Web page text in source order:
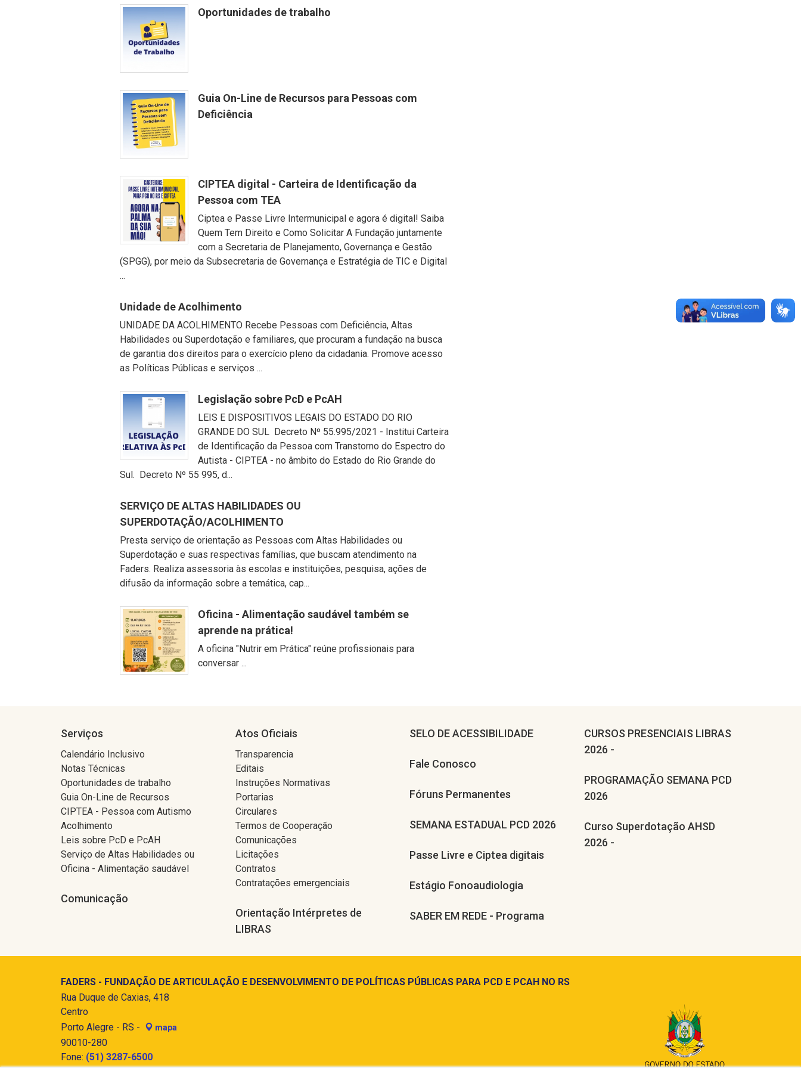
Oportunidades de trabalho
Guia On-Line de Recursos para Pessoas com
Deficiência
CIPTEA digital - Carteira de Identificação da
Pessoa com TEA
Ciptea e Passe Livre Intermunicipal e agora é digital! Saiba
Quem Tem Direito e Como Solicitar A Fundação juntamente
com a Secretaria de Planejamento, Governança e Gestão
(SPGG), por meio da Subsecretaria de Governança e Estratégia de TIC e Digital
...
Unidade de Acolhimento
UNIDADE DA ACOLHIMENTO Recebe Pessoas com Deficiência, Altas
Habilidades ou Superdotação e familiares, que procuram a fundação na busca
de garantia dos direitos para o exercício pleno da cidadania. Promove acesso
as Políticas Públicas e serviços ...
Legislação sobre PcD e PcAH
LEIS E DISPOSITIVOS LEGAIS DO ESTADO DO RIO
GRANDE DO SUL Decreto Nº 55.995/2021 - Institui Carteira
de Identificação da Pessoa com Transtorno do Espectro do
Autista - CIPTEA - no âmbito do Estado do Rio Grande do
Sul. Decreto Nº 55 995, d...
SERVIÇO DE ALTAS HABILIDADES OU
SUPERDOTAÇÃO/ACOLHIMENTO
Presta serviço de orientação as Pessoas com Altas Habilidades ou
Superdotação e suas respectivas famílias, que buscam atendimento na
Faders. Realiza assessoria às escolas e instituições, pesquisa, ações de
difusão da informação sobre a temática, cap...
Oficina - Alimentação saudável também se
aprende na prática!
A oficina "Nutrir em Prática" reúne profissionais para
conversar ...
Serviços
Calendário Inclusivo
Notas Técnicas
Oportunidades de trabalho
Guia On-Line de Recursos
CIPTEA - Pessoa com Autismo
Acolhimento
Leis sobre PcD e PcAH
Serviço de Altas Habilidades ou
Oficina - Alimentação saudável
Comunicação
Atos Oficiais
Transparencia
Editais
Instruções Normativas
Portarias
Circulares
Termos de Cooperação
Comunicações
Licitações
Contratos
Contratações emergenciais
Orientação Intérpretes de
LIBRAS
SELO DE ACESSIBILIDADE
Fale Conosco
Fóruns Permanentes
SEMANA ESTADUAL PCD 2026
Passe Livre e Ciptea digitais
Estágio Fonoaudiologia
SABER EM REDE - Programa
CURSOS PRESENCIAIS LIBRAS
2026 -
PROGRAMAÇÃO SEMANA PCD
2026
Curso Superdotação AHSD
2026 -
FADERS - FUNDAÇÃO DE ARTICULAÇÃO E DESENVOLVIMENTO DE POLÍTICAS PÚBLICAS PARA PCD E PCAH NO RS
Rua Duque de Caxias, 418
Centro
Porto Alegre - RS -
mapa
90010-280
Fone: (51) 3287-6500